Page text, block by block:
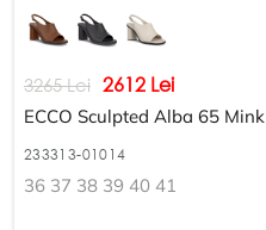
3265 Lei 2612 Lei
ECCO Sculpted Alba 65 Mink
233313-01014
36 37 38 39 40 41